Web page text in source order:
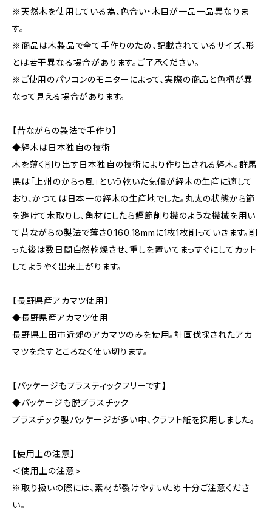
※天然木を使用している為、色合い・木目が一品一品異なりま
す。
※商品は木製品で全て手作りのため、記載されているサイズ、形
とは若干異なる場合があります。ご了承ください。
※ご使用のパソコンのモニターによって、実際の商品と色柄が異
なって見える場合があります。
【昔ながらの製法で手作り】
◆経木は日本独自の技術
木を薄く削り出す日本独自の技術により作り出される経木。群馬
県は「上州のからっ風」という乾いた気候が経木の生産に適して
おり、かつては日本一の経木の生産地でした。丸太の状態から節
を避けて木取りし、角材にしたら鰹節削り機のような機械を用い
て昔ながらの製法で薄さ0.160.18mmに1枚1枚削っていきます。削
った後は数日間自然乾燥させ、重しを置いてまっすぐにしてカット
してようやく出来上がります。
【長野県産アカマツ使用】
◆長野県産アカマツ使用
長野県上田市近郊のアカマツのみを使用。計画伐採されたアカ
マツを余すところなく使い切ります。
【パッケージもプラスティックフリーです】
◆パッケージも脱プラスチック
プラスチック製パッケージが多い中、クラフト紙を採用しました。
【使用上の注意】
＜使用上の注意>
※取り扱いの際には、素材が裂けやすいため十分ご注意くださ
い。